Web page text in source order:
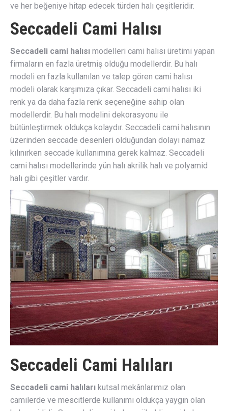
ve her beğeniye hitap edecek türden halı çeşitleridir.
Seccadeli Cami Halısı
Seccadeli cami halısı modelleri cami halısı üretimi yapan
firmaların en fazla üretmiş olduğu modellerdir. Bu halı
modeli en fazla kullanılan ve talep gören cami halısı
modeli olarak karşımıza çıkar. Seccadeli cami halısı iki
renk ya da daha fazla renk seçeneğine sahip olan
modellerdir. Bu halı modelini dekorasyonu ile
bütünleştirmek oldukça kolaydır. Seccadeli cami halısının
üzerinden seccade desenleri olduğundan dolayı namaz
kılınırken seccade kullanımına gerek kalmaz. Seccadeli
cami halısı modellerinde yün halı akrilik halı ve polyamid
halı gibi çeşitler vardır.
Seccadeli Cami Halıları
Seccadeli cami halıları kutsal mekânlarımız olan
camilerde ve mescitlerde kullanımı oldukça yaygın olan